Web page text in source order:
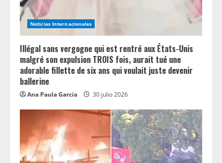
Noticias Internacionales
Illégal sans vergogne qui est rentré aux États-Unis
malgré son expulsion TROIS fois, aurait tué une
adorable fillette de six ans qui voulait juste devenir
ballerine
Ana Paula García 30 julio 2026